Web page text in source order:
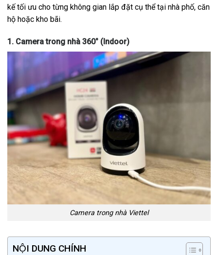
kế tối ưu cho từng không gian lắp đặt cụ thể tại nhà phố, căn
hộ hoặc kho bãi.
1. Camera trong nhà 360° (Indoor)
Camera trong nhà Viettel
NỘI DUNG CHÍNH